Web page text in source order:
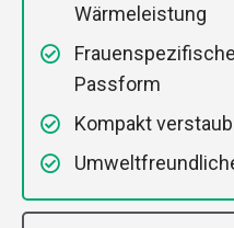
Wärmeleistung
Passform
Kompakt